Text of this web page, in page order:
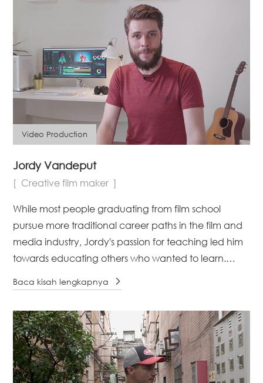
Video Production
Jordy Vandeput
Creative film maker
While most people graduating from film school
pursue more traditional career paths in the film and
media industry, Jordy's passion for teaching led him
towards educating others who wanted to learn.
Baca kisah lengkapnya